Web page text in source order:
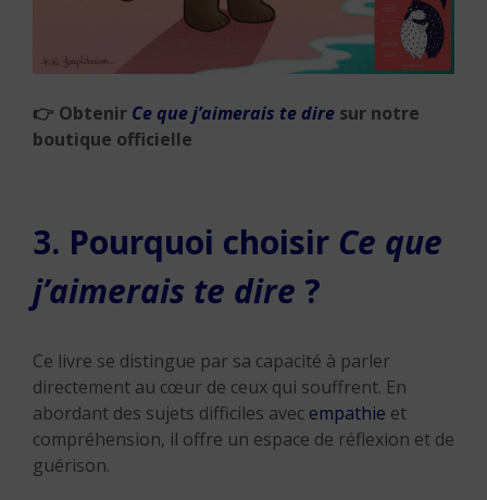
👉 Obtenir Ce que j’aimerais te dire sur notre
boutique officielle
3. Pourquoi choisir Ce que
j’aimerais te dire ?
Ce livre se distingue par sa capacité à parler
directement au cœur de ceux qui souffrent. En
abordant des sujets difficiles avec empathie et
compréhension, il offre un espace de réflexion et de
guérison.